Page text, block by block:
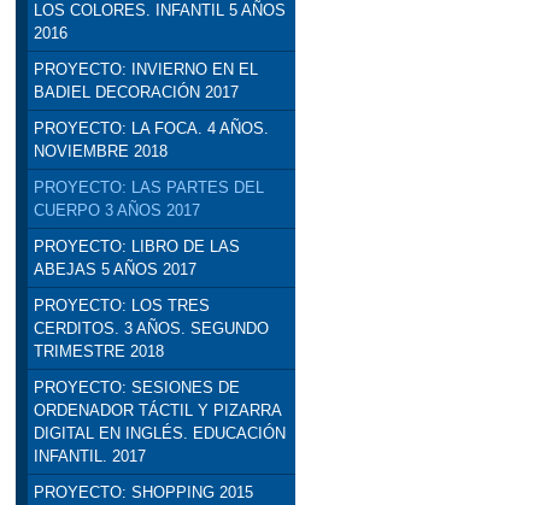
LOS COLORES. INFANTIL 5 AÑOS
2016
PROYECTO: INVIERNO EN EL
BADIEL DECORACIÓN 2017
PROYECTO: LA FOCA. 4 AÑOS.
NOVIEMBRE 2018
PROYECTO: LAS PARTES DEL
CUERPO 3 AÑOS 2017
PROYECTO: LIBRO DE LAS
ABEJAS 5 AÑOS 2017
PROYECTO: LOS TRES
CERDITOS. 3 AÑOS. SEGUNDO
TRIMESTRE 2018
PROYECTO: SESIONES DE
ORDENADOR TÁCTIL Y PIZARRA
DIGITAL EN INGLÉS. EDUCACIÓN
INFANTIL. 2017
PROYECTO: SHOPPING 2015